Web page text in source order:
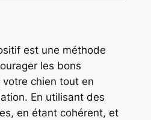
est une méthode
les bons
chien tout en
En utilisant des
en étant cohérent, et